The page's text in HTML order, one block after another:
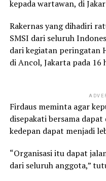
kepada wartawan, di
Rakernas yang dihadiri
SMSI dari seluruh
dari kegiatan peringatan
di Ancol, Jakarta pada 16
Firdaus meminta agar
disepakati bersama
kedepan dapat menjadi
“Organisasi itu dapat
dari seluruh anggota,”